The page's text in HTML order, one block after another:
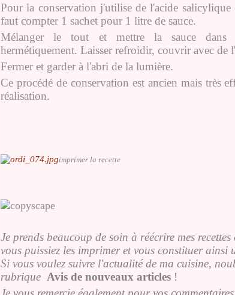
Pour la conservation j'utilise de l'acide salicylique
faut compter 1 sachet pour 1 litre de sauce.
Mélanger le tout et mettre la sauce dans
hermétiquement. Laisser refroidir, couvrir avec de
Fermer et garder à l'abri de la lumière.
Ce procédé de conservation est ancien mais très
réalisation.
imprimer la recette
Je prends beaucoup de soin à réécrire mes
vous puissiez les imprimer et vous constituer ainsi
Si vous voulez suivre l'actualité de ma cuisine,
rubrique Avis de nouveaux articles !